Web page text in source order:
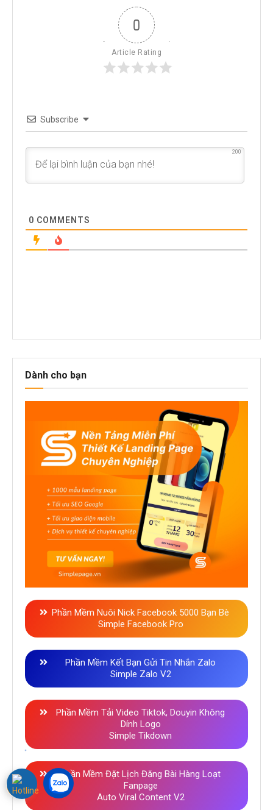
0
Article Rating
Subscribe
200
0 COMMENTS
Dành cho bạn
Phần Mềm Nuôi Nick Facebook 5000 Bạn Bè
Simple Facebook Pro
Phần Mềm Kết Bạn Gửi Tin Nhắn Zalo
Simple Zalo V2
Phần Mềm Tải Video Tiktok, Douyin Không
Dính Logo
Simple Tikdown
Phần Mềm Đặt Lịch Đăng Bài Hàng Loạt
Fanpage
Auto Viral Content V2